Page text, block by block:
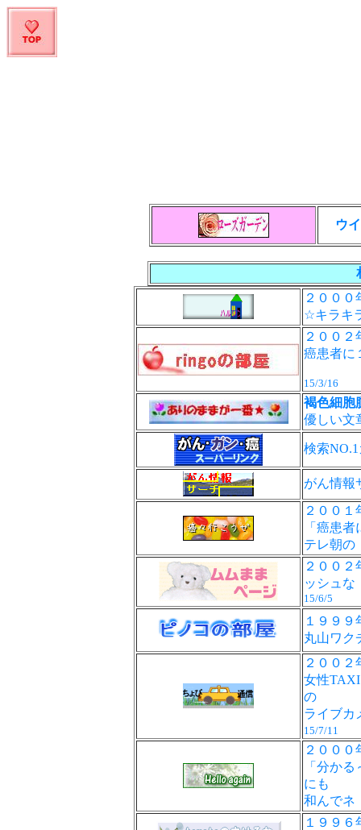
ウ
２０００
☆キラキ
２００２
癌患者に
15/3/16
褐色細胞
優しい
検索
がん情
２００１
「癌患
テレ朝の
２００２
ッシュな
15/6/5
１９９９
丸山
２００２
女性
の
ライ
15/7/11
２０００
「分か
にも
和んで
１９９６